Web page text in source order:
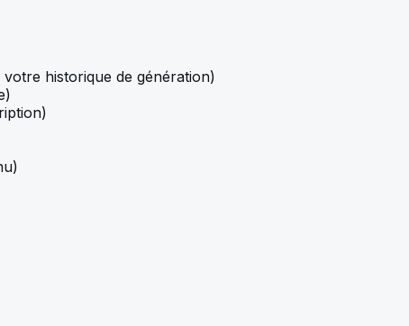
historique de génération)